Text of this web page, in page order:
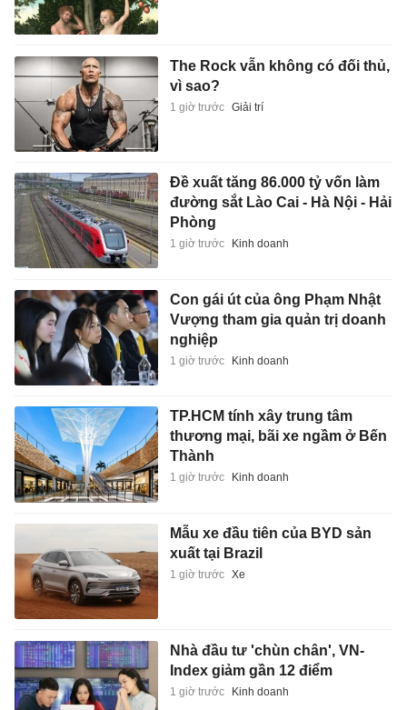
The Rock vẫn không có đối thủ,
vì sao?
1 giờ trước Giải trí
Đề xuất tăng 86.000 tỷ vốn làm
đường sắt Lào Cai - Hà Nội - Hải
Phòng
1 giờ trước Kinh doanh
Con gái út của ông Phạm Nhật
Vượng tham gia quản trị doanh
nghiệp
1 giờ trước Kinh doanh
TP.HCM tính xây trung tâm
thương mại, bãi xe ngầm ở Bến
Thành
1 giờ trước Kinh doanh
Mẫu xe đầu tiên của BYD sản
xuất tại Brazil
1 giờ trước Xe
Nhà đầu tư 'chùn chân', VN-
Index giảm gần 12 điểm
1 giờ trước Kinh doanh